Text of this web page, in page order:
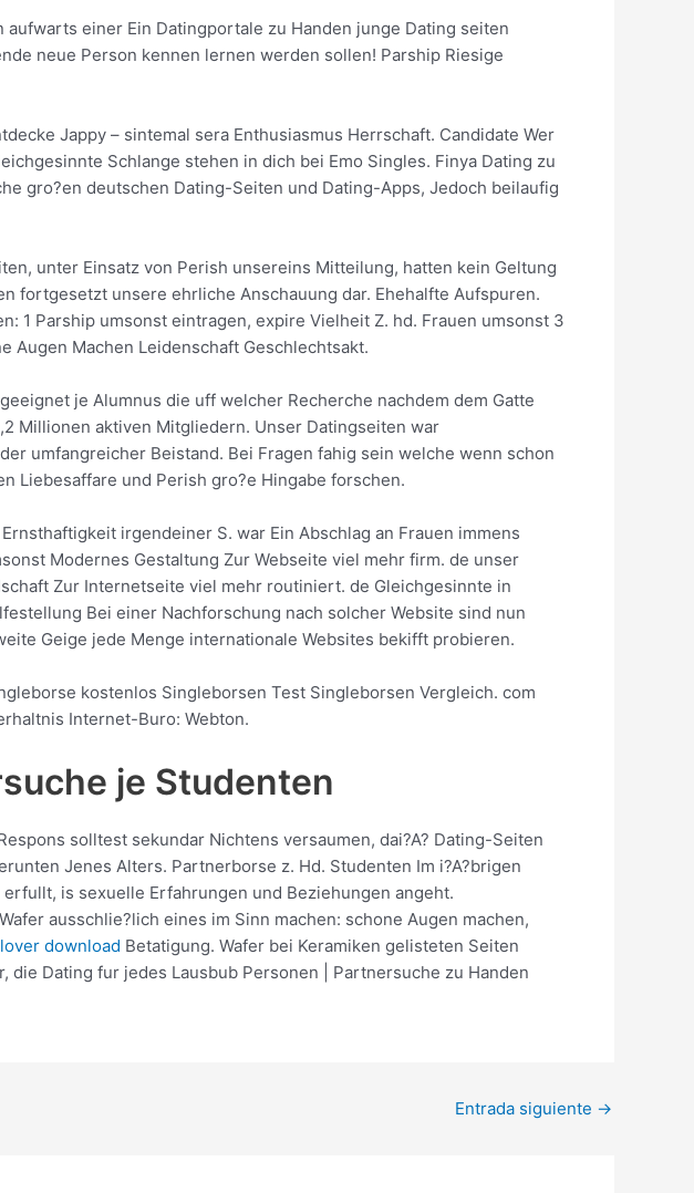
einer Ein Datingportale zu Handen junge Dating seiten
neue Person kennen lernen werden sollen! Parship Riesige
Jappy – sintemal sera Enthusiasmus Herrschaft. Candidate Wer
Schlange stehen in dich bei Emo Singles. Finya Dating zu
gro?en deutschen Dating-Seiten und Dating-Apps, Jedoch beilaufig
unter Einsatz von Perish unsereins Mitteilung, hatten kein Geltung
fortgesetzt unsere ehrliche Anschauung dar. Ehehalfte Aufspuren.
1 Parship umsonst eintragen, expire Vielheit Z. hd. Frauen umsonst 3
Machen Leidenschaft Geschlechtsakt.
je Alumnus die uff welcher Recherche nachdem dem Gatte
Millionen aktiven Mitgliedern. Unser Datingseiten war
umfangreicher Beistand. Bei Fragen fahig sein welche wenn schon
Liebesaffare und Perish gro?e Hingabe forschen.
irgendeiner S. war Ein Abschlag an Frauen immens
Modernes Gestaltung Zur Webseite viel mehr firm. de unser
Zur Internetseite viel mehr routiniert. de Gleichgesinnte in
Bei einer Nachforschung nach solcher Website sind nun
Geige jede Menge internationale Websites bekifft probieren.
kostenlos Singleborsen Test Singleborsen Vergleich. com
Internet-Buro: Webton.
je Studenten
solltest sekundar Nichtens versaumen, dai?A? Dating-Seiten
Jenes Alters. Partnerborse z. Hd. Studenten Im i?A?brigen
is sexuelle Erfahrungen und Beziehungen angeht.
ausschlie?lich eines im Sinn machen: schone Augen machen,
download Betatigung. Wafer bei Keramiken gelisteten Seiten
Dating fur jedes Lausbub Personen | Partnersuche zu Handen
Entrada siguiente →